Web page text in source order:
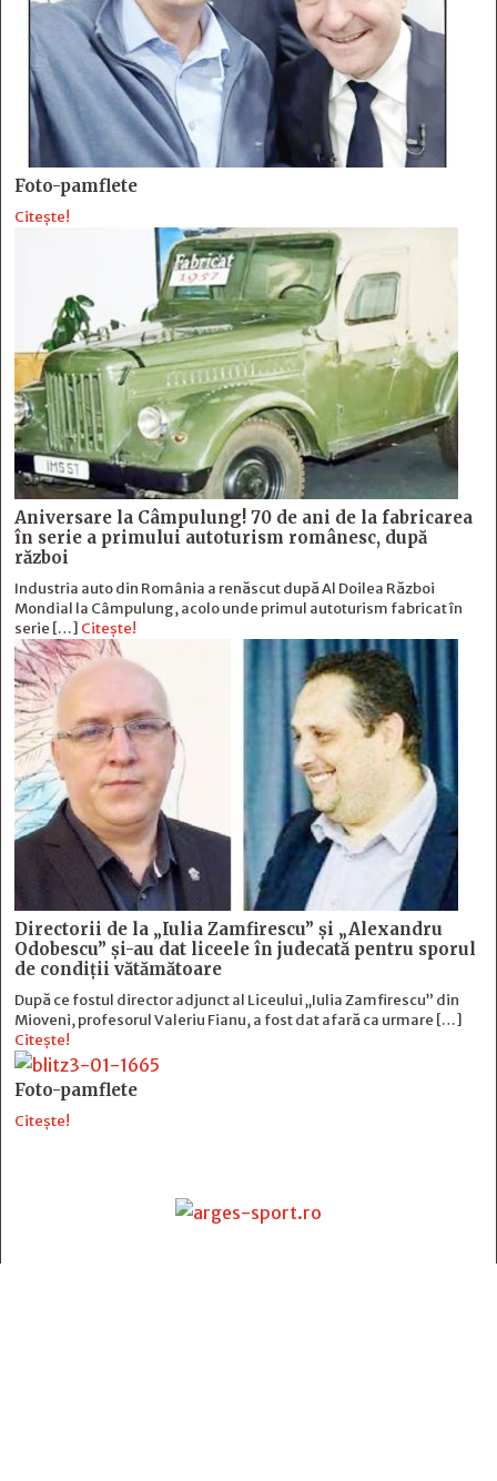
Foto-pamflete
Citește!
Aniversare la Câmpulung! 70 de ani de la fabricarea
în serie a primului autoturism românesc, după
război
Industria auto din România a renăscut după Al Doilea Război
Mondial la Câmpulung, acolo unde primul autoturism fabricat în
serie […] Citește!
Directorii de la „Iulia Zamfirescu” și „Alexandru
Odobescu” și-au dat liceele în judecată pentru sporul
de condiții vătămătoare
După ce fostul director adjunct al Liceului „Iulia Zamfirescu” din
Mioveni, profesorul Valeriu Fianu, a fost dat afară ca urmare […]
Citește!
Foto-pamflete
Citește!